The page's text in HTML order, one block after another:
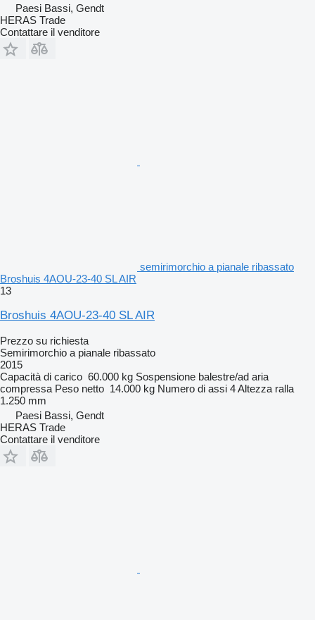
Paesi Bassi, Gendt
HERAS Trade
Contattare il venditore
semirimorchio a pianale ribassato
Broshuis 4AOU-23-40 SL AIR
13
Broshuis 4AOU-23-40 SL AIR
Prezzo su richiesta
Semirimorchio a pianale ribassato
2015
Capacità di carico 60.000 kg Sospensione balestre/ad aria
compressa Peso netto 14.000 kg Numero di assi 4Altezza ralla
1.250 mm
Paesi Bassi, Gendt
HERAS Trade
Contattare il venditore